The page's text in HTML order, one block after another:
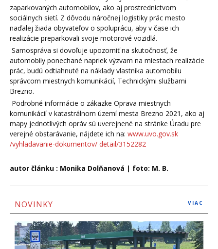
zaparkovaných automobilov, ako aj prostredníctvom
sociálnych sietí. Z dôvodu náročnej logistiky prác mesto
naďalej žiada obyvateľov o spoluprácu, aby v čase ich
realizácie preparkovali svoje motorové vozidlá.
Samospráva si dovoľuje upozorniť na skutočnosť, že
automobily ponechané napriek výzvam na miestach realizácie
prác, budú odtiahnuté na náklady vlastníka automobilu
správcom miestnych komunikácií, Technickými službami
Brezno.
Podrobné informácie o zákazke Oprava miestnych
komunikácií v katastrálnom území mesta Brezno 2021, ako aj
mapy jednotlivých opráv sú uverejnené na stránke Úradu pre
verejné obstarávanie, nájdete ich na: www.uvo.gov.sk
/vyhladavanie-dokumentov/ detail/3152282
autor článku : Monika Dolňanová | foto: M. B.
NOVINKY VIAC